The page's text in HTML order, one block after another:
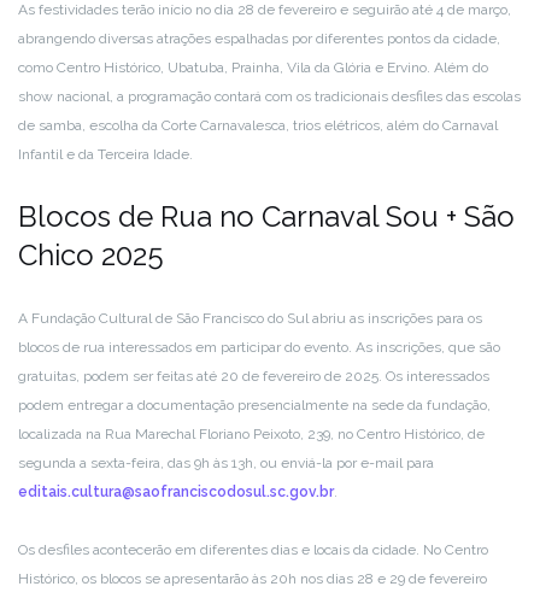
As festividades terão início no dia 28 de fevereiro e seguirão até 4 de março,
abrangendo diversas atrações espalhadas por diferentes pontos da cidade,
como Centro Histórico, Ubatuba, Prainha, Vila da Glória e Ervino. Além do
show nacional, a programação contará com os tradicionais desfiles das escolas
de samba, escolha da Corte Carnavalesca, trios elétricos, além do Carnaval
Infantil e da Terceira Idade.
Blocos de Rua no Carnaval Sou + São
Chico 2025
A Fundação Cultural de São Francisco do Sul abriu as inscrições para os
blocos de rua interessados em participar do evento. As inscrições, que são
gratuitas, podem ser feitas até 20 de fevereiro de 2025. Os interessados
podem entregar a documentação presencialmente na sede da fundação,
localizada na Rua Marechal Floriano Peixoto, 239, no Centro Histórico, de
segunda a sexta-feira, das 9h às 13h, ou enviá-la por e-mail para
editais.cultura@saofranciscodosul.sc.gov.br.
Os desfiles acontecerão em diferentes dias e locais da cidade. No Centro
Histórico, os blocos se apresentarão às 20h nos dias 28 e 29 de fevereiro